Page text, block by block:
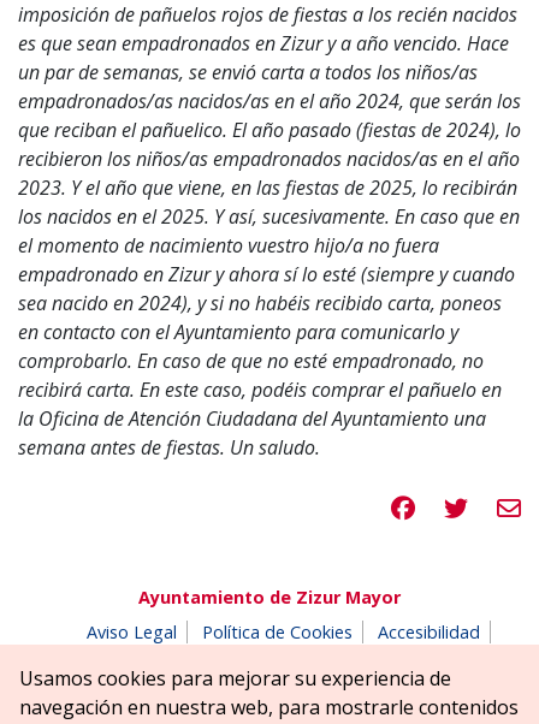
imposición de pañuelos rojos de fiestas a los recién nacidos
es que sean empadronados en Zizur y a año vencido. Hace
un par de semanas, se envió carta a todos los niños/as
empadronados/as nacidos/as en el año 2024, que serán los
que reciban el pañuelico. El año pasado (fiestas de 2024), lo
recibieron los niños/as empadronados nacidos/as en el año
2023. Y el año que viene, en las fiestas de 2025, lo recibirán
los nacidos en el 2025. Y así, sucesivamente. En caso que en
el momento de nacimiento vuestro hijo/a no fuera
empadronado en Zizur y ahora sí lo esté (siempre y cuando
sea nacido en 2024), y si no habéis recibido carta, poneos
en contacto con el Ayuntamiento para comunicarlo y
comprobarlo. En caso de que no esté empadronado, no
recibirá carta. En este caso, podéis comprar el pañuelo en
la Oficina de Atención Ciudadana del Ayuntamiento una
semana antes de fiestas. Un saludo.
Compartir en
Ayuntamiento de Zizur Mayor
Aviso Legal
Política de Cookies
Accesibilidad
Parque Erreniega parkea, s/n | 31180 Zizur Mayor-Zizur
Nagusia (NAVARRA-NAFARROA)
Usamos cookies para mejorar su experiencia de
navegación en nuestra web, para mostrarle contenidos